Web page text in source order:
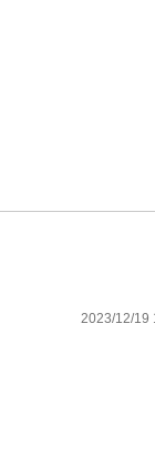
2023/12/19